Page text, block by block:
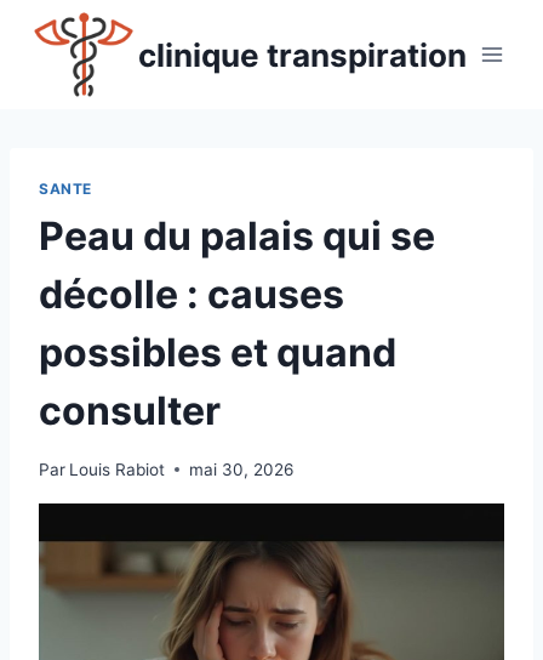
contenu
clinique transpiration
SANTE
Peau du palais qui se
décolle : causes
possibles et quand
consulter
Par Louis Rabiot mai 30, 2026